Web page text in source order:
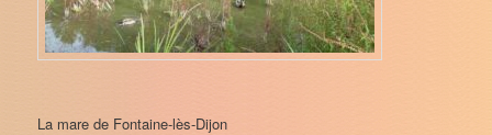
La mare de Fontaine-lès-Dijon